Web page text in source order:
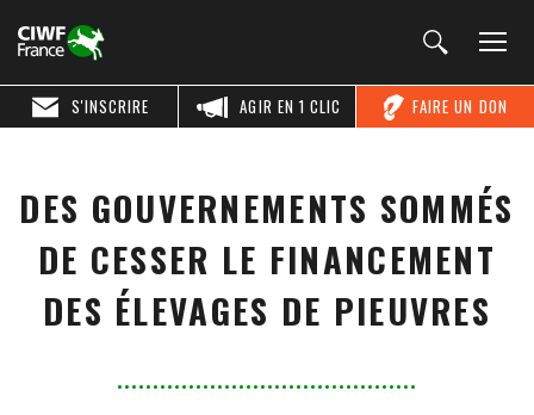
FAIRE UN DON
AGIR EN 1 CLIC
S'INSCRIRE
DES GOUVERNEMENTS SOMMÉS
DE CESSER LE FINANCEMENT
DES ÉLEVAGES DE PIEUVRES